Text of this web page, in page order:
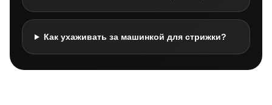
Как ухаживать за машинкой для стрижки?